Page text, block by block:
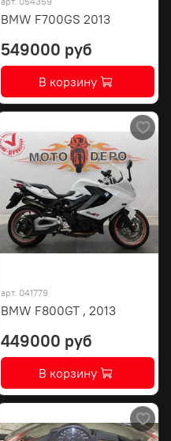
BMW F700GS 2013
549000 руб
В корзину
арт. 041779
BMW F800GT , 2013
449000 руб
В корзину